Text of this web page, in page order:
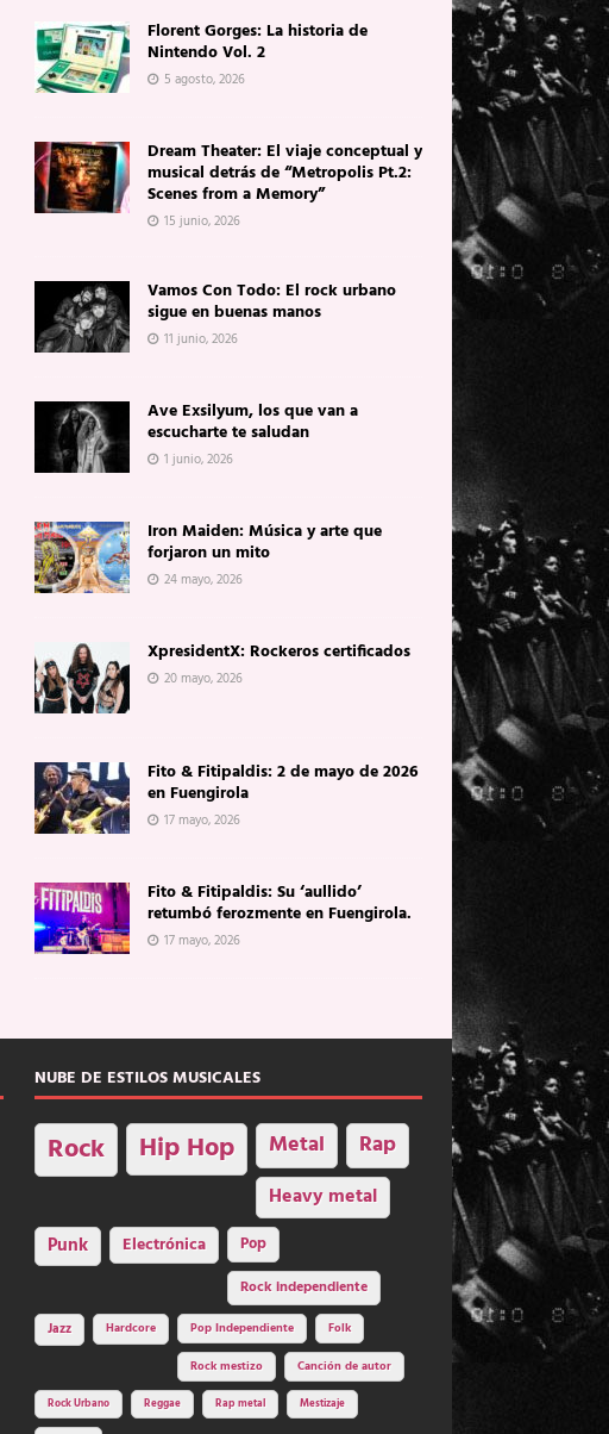
Florent Gorges: La historia de
Nintendo Vol. 2
5 agosto, 2026
Dream Theater: El viaje conceptual y
musical detrás de “Metropolis Pt.2:
Scenes from a Memory”
15 junio, 2026
Vamos Con Todo: El rock urbano
sigue en buenas manos
11 junio, 2026
Ave Exsilyum, los que van a
escucharte te saludan
1 junio, 2026
Iron Maiden: Música y arte que
forjaron un mito
24 mayo, 2026
XpresidentX: Rockeros certificados
20 mayo, 2026
Fito & Fitipaldis: 2 de mayo de 2026
en Fuengirola
17 mayo, 2026
Fito & Fitipaldis: Su ‘aullido’
retumbó ferozmente en Fuengirola.
17 mayo, 2026
NUBE DE ESTILOS MUSICALES
Rock Hip Hop Metal Rap
Heavy metal
Punk Electrónica
Pop
Rock independiente
Jazz Hardcore Pop Independiente Folk
Rock mestizo Canción de autor
Rock Urbano Reggae Rap metal Mestizaje